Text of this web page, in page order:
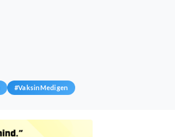
#VaksinMedigen